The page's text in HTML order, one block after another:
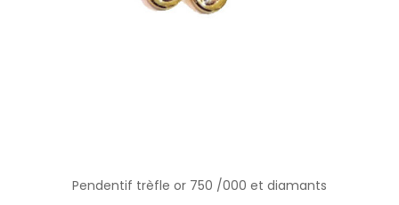
Pendentif trèfle or 750 /000 et diamants